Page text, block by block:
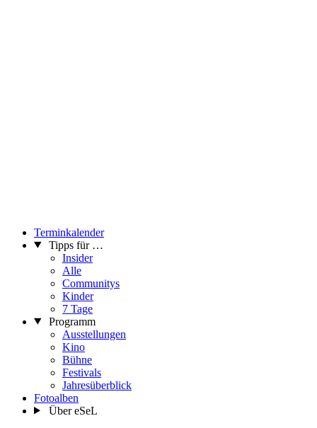
Terminkalender
Tipps für …
Insider
Alle
Communitys
Kinder
7 Tage
Programm
Ausstellungen
Kino
Bühne
Festivals
Jahresüberblick
Fotoalben
Über eSeL